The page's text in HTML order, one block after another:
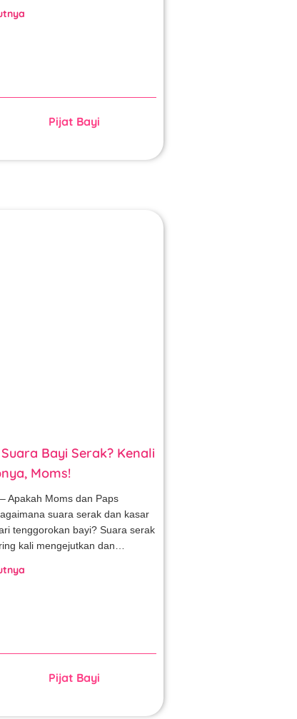
Pijat Bayi
Bayi Serak? Kenali
Moms!
Apakah Moms dan Paps
suara serak dan kasar
tenggorokan bayi? Suara serak
kali mengejutkan dan…
Pijat Bayi